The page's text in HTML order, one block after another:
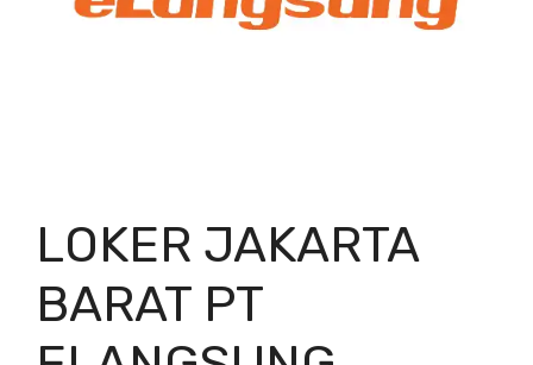
LOKER JAKARTA
BARAT PT